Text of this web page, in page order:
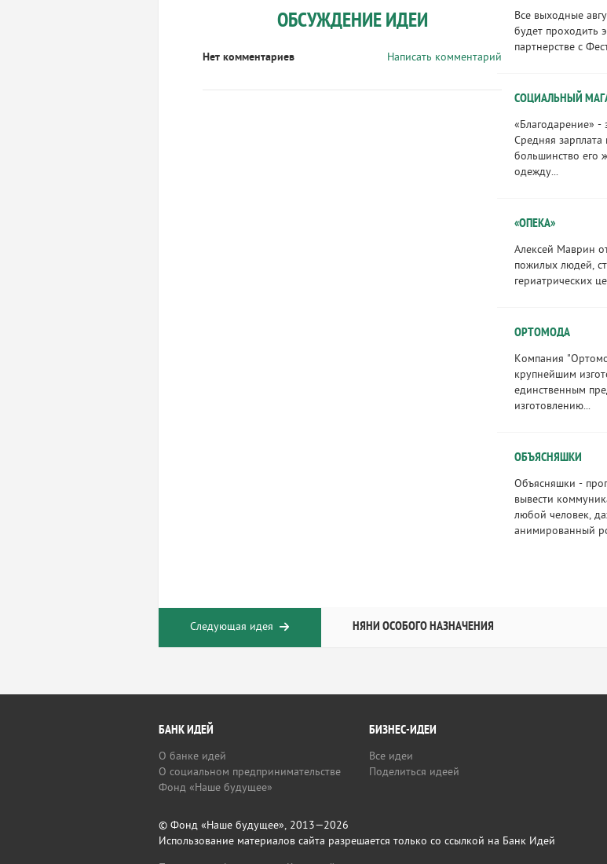
ОБСУЖДЕНИЕ ИДЕИ
Написать комментарий
Нет комментариев
Все выходные
будет проходить
партнерстве с
СОЦИАЛЬНЫЙ
«Благодарение» -
Средняя
большинство его
одежду...
«ОПЕКА»
Алексей Маврин
пожилых людей,
гериатрических
ОРТОМОДА
Компания
крупнейшим
единственным
изготовлению...
ОБЪЯСНЯШКИ
Объясняшки -
вывести
любой человек,
анимированный
Следующая идея НЯНИ ОСОБОГО НАЗНАЧЕНИЯ
БАНК ИДЕЙ
О банке идей
О социальном предпринимательстве
Фонд «Наше будущее»
БИЗНЕС-ИДЕИ
Все идеи
Поделиться идеей
© Фонд «Наше будущее», 2013—2026
Использование материалов сайта разрешается только со ссылкой на Банк Идей